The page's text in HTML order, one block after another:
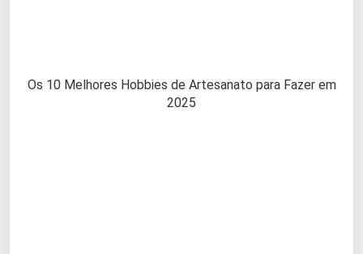
Os 10 Melhores Hobbies de Artesanato para Fazer em
2025